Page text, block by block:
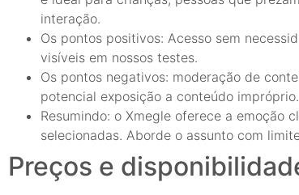
interação.
Os pontos positivos: Acesso sem
visíveis em nossos testes.
Os pontos negativos: moderação de
potencial exposição a conteúdo impróprio.
Resumindo: o Xmegle oferece a emoção
selecionadas. Aborde o assunto com
Preços e